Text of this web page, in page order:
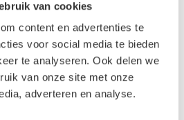
van cookies
content en advertenties te
voor social media te bieden
te analyseren. Ook delen we
van onze site met onze
adverteren en analyse.
belasting op het milieu. Op
rentmeesterschap uitoefenen
voor de generaties die na ons
Matras 185 x